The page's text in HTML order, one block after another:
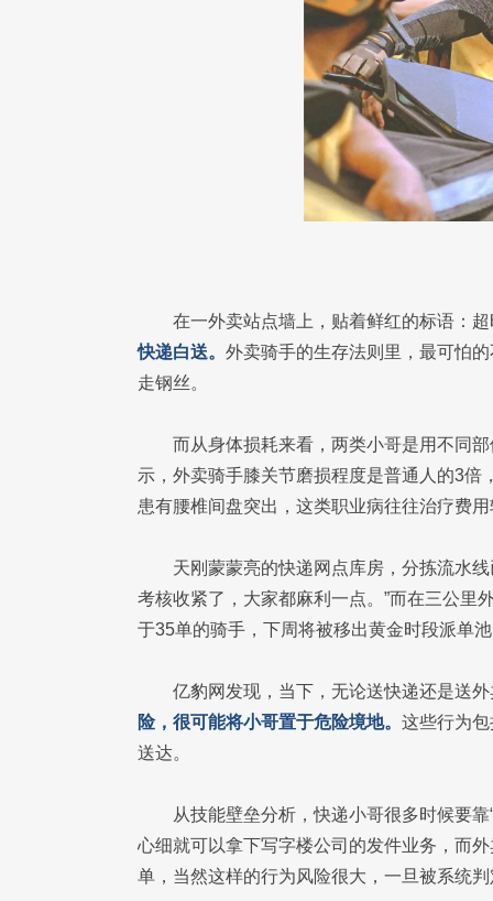
在一外卖站点墙上，贴着鲜红的标语：
快递白送。 外卖骑手的生存法则里，最可怕
走钢丝。
而从身体损耗来看，两类小哥是用不同
示，外卖骑手膝关节磨损程度是普通人的3
患有腰椎间盘突出，这类职业病往往治疗费
天刚蒙蒙亮的快递网点库房，分拣流水
考核收紧了，大家都麻利一点。”而在三公里
于35单的骑手，下周将被移出黄金时段派单池
亿豹网发现，当下，无论送快递还是送
险，很可能将小哥置于危险境地。 这些行为
送达。
从技能壁垒分析，快递小哥很多时候要
心细就可以拿下写字楼公司的发件业务，而
单，当然这样的行为风险很大，一旦被系统